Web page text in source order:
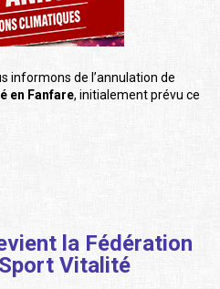
informons de l’annulation de
en Fanfare, initialement prévu ce
la Fédération
Vitalité